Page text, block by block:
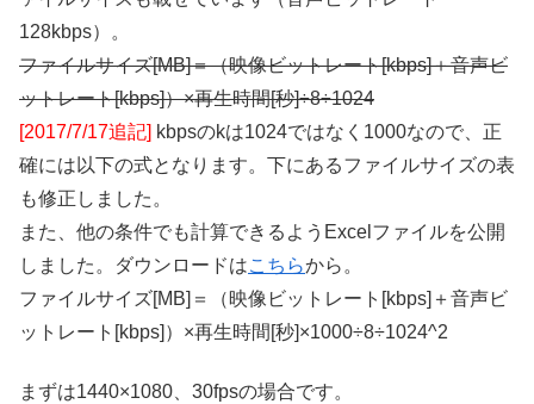
128kbps）。
ファイルサイズ[MB]＝（映像ビットレート[kbps]＋音声ビ
ットレート[kbps]）×再生時間[秒]÷8÷1024
[2017/7/17追記] kbpsのkは1024ではなく1000なので、正
確には以下の式となります。下にあるファイルサイズの表
も修正しました。
また、他の条件でも計算できるようExcelファイルを公開
しました。ダウンロードはこちらから。
ファイルサイズ[MB]＝（映像ビットレート[kbps]＋音声ビ
ットレート[kbps]）×再生時間[秒]×1000÷8÷1024^2
まずは1440×1080、30fpsの場合です。